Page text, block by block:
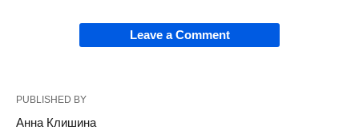
Leave a Comment
PUBLISHED BY
Анна Клишина